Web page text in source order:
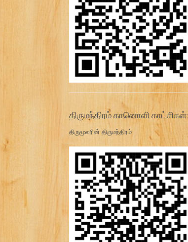
திருமந்திரம் கானொளி காட்சிகள்:
திருமூலரின் திருமந்திரம்